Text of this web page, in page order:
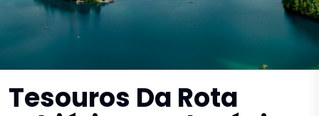
Tesouros Da Rota